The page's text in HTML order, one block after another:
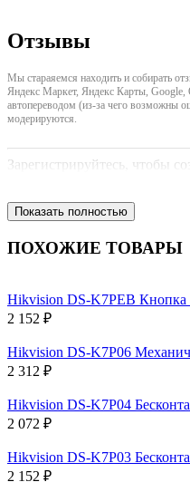
Отзывы
Мы стараяемся находить и собирать
Яндекс Маркет, Яндекс Карты, Google,
автопереводом (из-за чего возможны
модерируются.
Зарегистрируйтесь, чтобы
Показать полностью
ПОХОЖИЕ ТОВАРЫ
Hikvision DS-K7PEB Кнопка
2 152 ₽
Hikvision DS-K7P06
2 312 ₽
Hikvision DS-K7P04
2 072 ₽
Hikvision DS-K7P03
2 152 ₽